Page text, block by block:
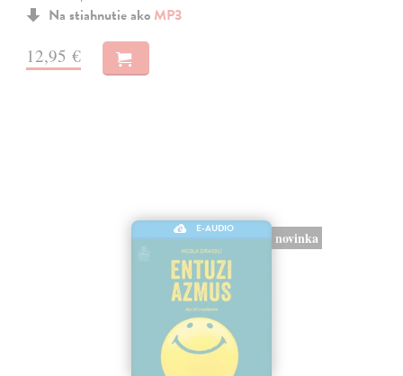
Na stiahnutie ako MP3
12,95 €
E-AUDIO
novinka